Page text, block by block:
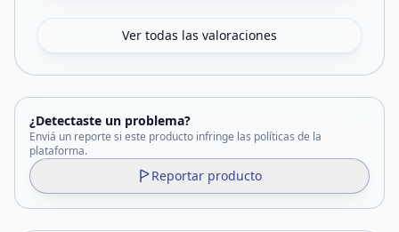
Ver todas las valoraciones
¿Detectaste un problema?
Enviá un reporte si este producto infringe las políticas de la
plataforma.
Reportar producto